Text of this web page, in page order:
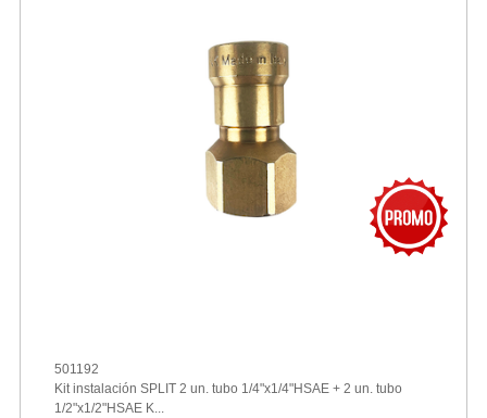
501192
Kit instalación SPLIT 2 un. tubo 1/4"x1/4"HSAE + 2 un. tubo
1/2"x1/2"HSAE K...